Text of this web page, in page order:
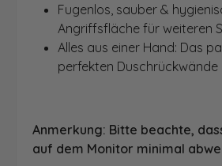
Fugenlos, sauber &
Angriffsfläche für weiteren
Alles aus einer Hand: Das
perfekten
Anmerkung: Bitte beachte,
auf dem Monitor minimal